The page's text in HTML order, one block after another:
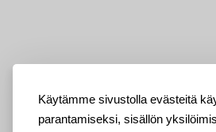
Käytämme sivustolla evästeitä
parantamiseksi, sisällön